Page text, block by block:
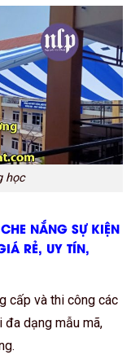
học
NẮNG SỰ KIỆN
RẺ, UY TÍN,
cấp và thi công các
đa dạng mẫu mã,